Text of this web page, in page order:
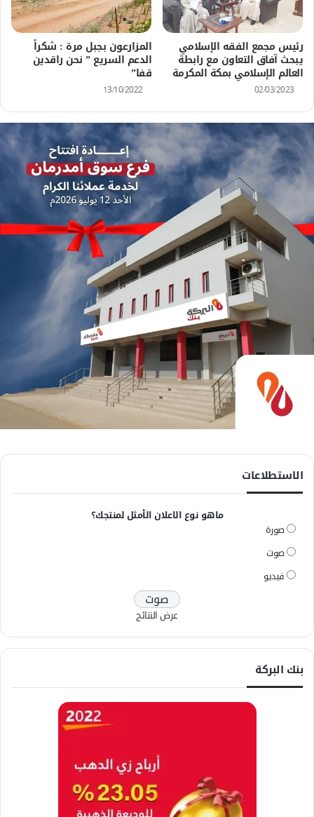
رئيس مجمع الفقه الإسلامي
يبحث آفاق التعاون مع رابطة
العالم الإسلامي بمكة المكرمة
02/03/2023
المزارعون بجبل مرة : شكراً
الدعم السريع ” نحن راقدين
قفا”
13/10/2022
الاستطلاعات
ماهو نوع الاعلان الأمثل لمنتجك؟
صورة
صوت
فيديو
عرض النتائج
بنك البركة